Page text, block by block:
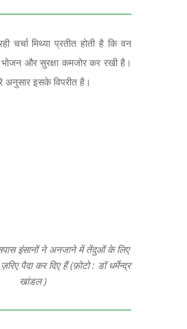
चर्चा मिथ्या प्रतीत होती है कि वन
और सुरक्षा कमजोर कर रखी है।
इसके विपरीत है।
इंसानों ने अनजाने में तेंदुओं के लिए
पैदा कर दिए हैं (फ़ोटो : डॉ धर्मेन्द्र
खांडल )